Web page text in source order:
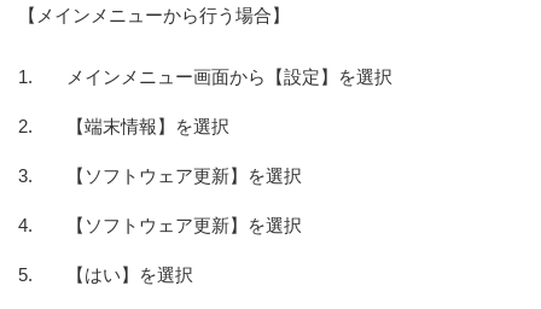
【メインメニューから行う場合】
メインメニュー画面から【設定】を選択
【端末情報】を選択
【ソフトウェア更新】を選択
【ソフトウェア更新】を選択
【はい】を選択